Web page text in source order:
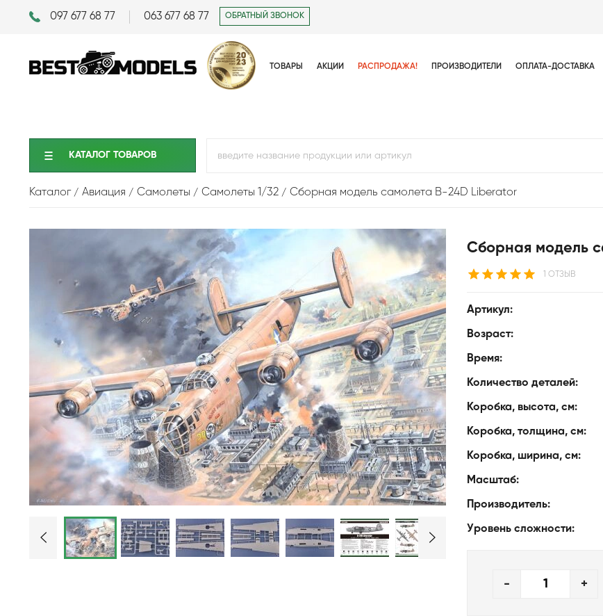
097 677 68 77 063 677 68 77 ОБРАТНЫЙ ЗВОНОК
ТОВАРЫ АКЦИИ РАСПРОДАЖА! ПРОИЗВОДИТЕЛИ ОПЛАТА-ДОСТАВКА
КАТАЛОГ ТОВАРОВ
Каталог Авиация Самолеты Самолеты 1/32 Сборная модель самолета B-24D Liberator
Сборная модель
1 ОТЗЫВ
Артикул:
Возраст:
Время:
Количество деталей:
Коробка, высота, см:
Коробка, толщина, см:
Коробка, ширина, см:
Масштаб:
Производитель:
Уровень сложности:
- +